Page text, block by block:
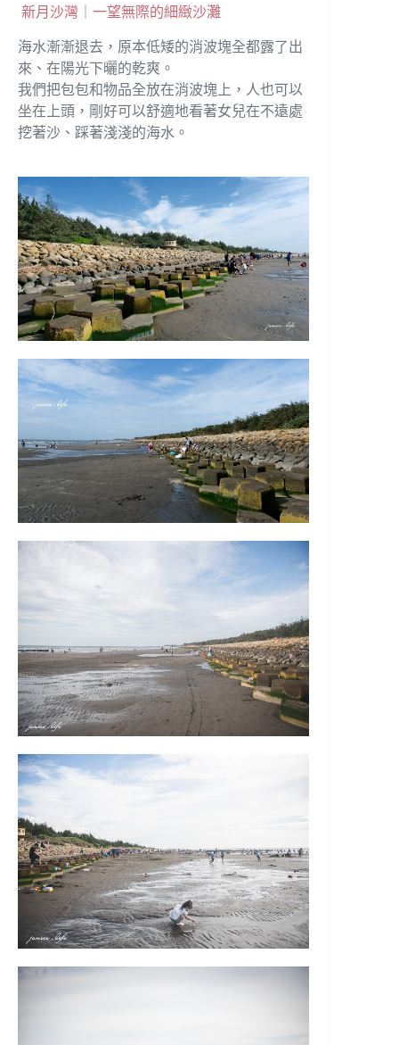
新月沙灣｜一望無際的細緻沙灘
海水漸漸退去，原本低矮的消波塊全都露了出
來、在陽光下曬的乾爽。
我們把包包和物品全放在消波塊上，人也可以
坐在上頭，剛好可以舒適地看著女兒在不遠處
挖著沙、踩著淺淺的海水。